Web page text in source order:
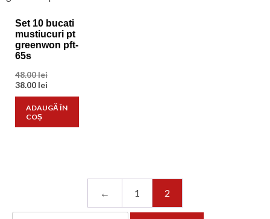
Set 10 bucati
mustiucuri pt
greenwon pft-
65s
48.00leiPrețul
a
fost:
38.00 lei
curent
este:
ADAUGĂ ÎN
COȘ
← 1 2